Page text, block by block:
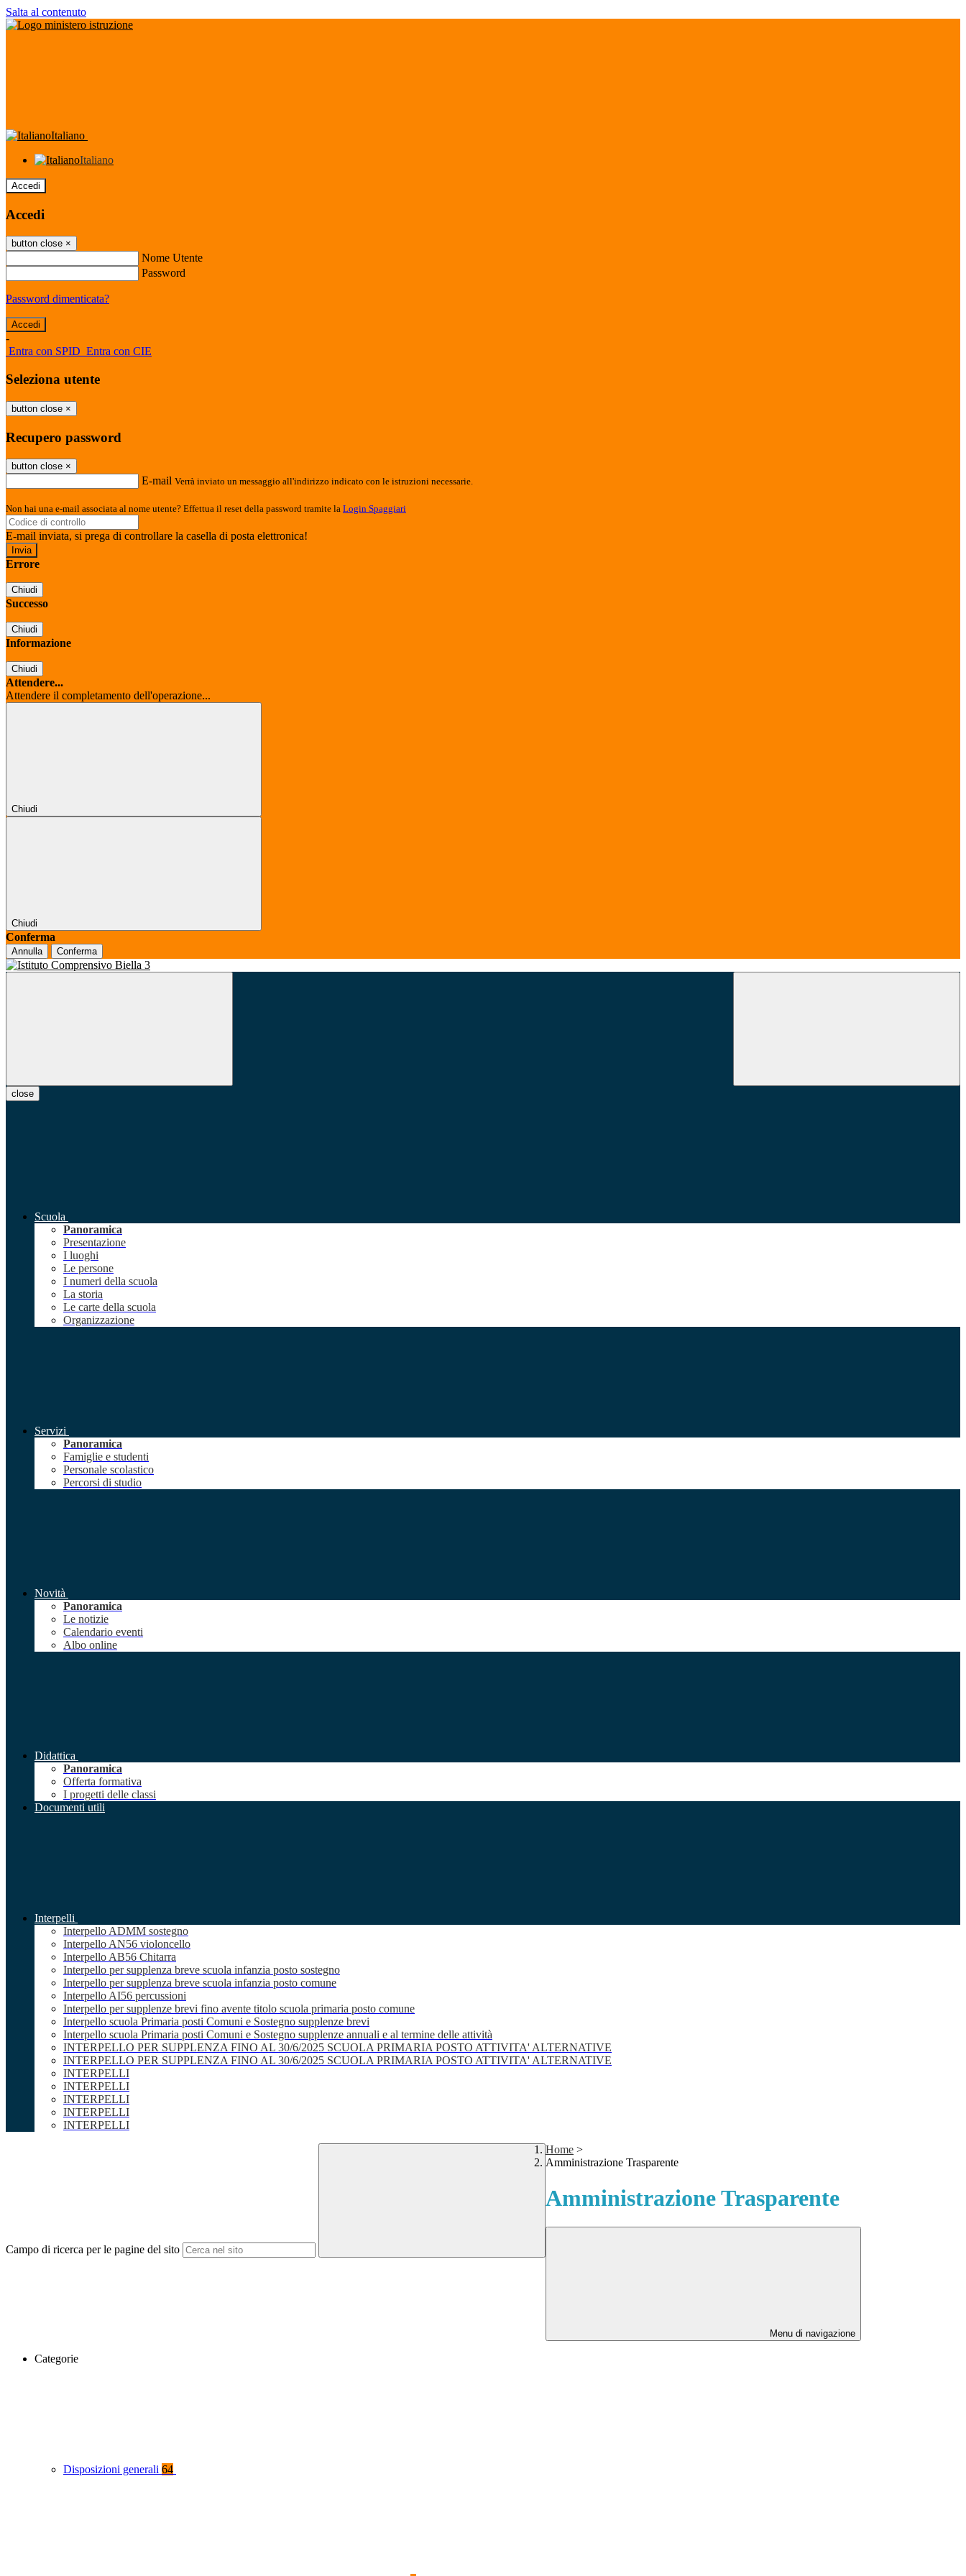
Salta al contenuto
Italiano
Italiano
Accedi
Accedi
button close ×
Nome Utente
Password
Password dimenticata?
-
Entra con SPID Entra con CIE
Seleziona utente
button close ×
Recupero password
button close ×
E-mail Verrà inviato un messaggio all'indirizzo indicato con le istruzioni necessarie.
Non hai una e-mail associata al nome utente? Effettua il reset della password tramite la Login Spaggiari
E-mail inviata, si prega di controllare la casella di posta elettronica!
Errore
Chiudi
Successo
Chiudi
Informazione
Chiudi
Attendere...
Attendere il completamento dell'operazione...
Chiudi
Chiudi
Conferma
Annulla Conferma
close
Scuola
Panoramica
Presentazione
I luoghi
Le persone
I numeri della scuola
La storia
Le carte della scuola
Organizzazione
Servizi
Panoramica
Famiglie e studenti
Personale scolastico
Percorsi di studio
Novità
Panoramica
Le notizie
Calendario eventi
Albo online
Didattica
Panoramica
Offerta formativa
I progetti delle classi
Documenti utili
Interpelli
Interpello ADMM sostegno
Interpello AN56 violoncello
Interpello AB56 Chitarra
Interpello per supplenza breve scuola infanzia posto sostegno
Interpello per supplenza breve scuola infanzia posto comune
Interpello AI56 percussioni
Interpello per supplenze brevi fino avente titolo scuola primaria posto comune
Interpello scuola Primaria posti Comuni e Sostegno supplenze brevi
Interpello scuola Primaria posti Comuni e Sostegno supplenze annuali e al termine delle attività
INTERPELLO PER SUPPLENZA FINO AL 30/6/2025 SCUOLA PRIMARIA POSTO ATTIVITA' ALTERNATIVE
INTERPELLO PER SUPPLENZA FINO AL 30/6/2025 SCUOLA PRIMARIA POSTO ATTIVITA' ALTERNATIVE
INTERPELLI
INTERPELLI
INTERPELLI
INTERPELLI
INTERPELLI
Campo di ricerca per le pagine del sito
Home >
Amministrazione Trasparente
Amministrazione Trasparente
Menu di navigazione
Categorie
Disposizioni generali 64